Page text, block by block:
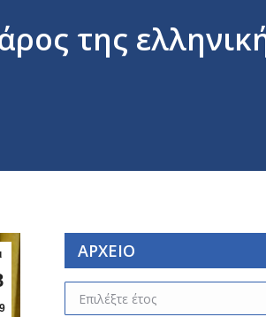
της
ΑΡΧΕΙΟ
ΑΡΧΕΙΟ